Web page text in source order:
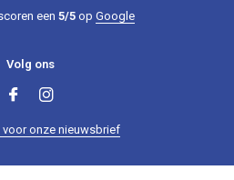
een 5/5op Google
Volg ons
voor onze nieuwsbrief